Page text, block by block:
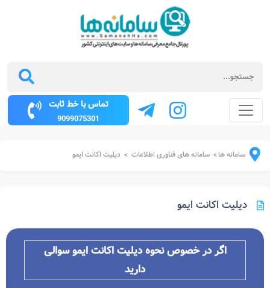
تماس با خط ثابت
9099075301
سامانه ها> سامانه های فناوری اطلاعات > دیلیت اکانت ایمو
دیلیت اکانت ایمو
اگر در خصوص نحوه دیلیت اکانت ایمو سوالی
دارید